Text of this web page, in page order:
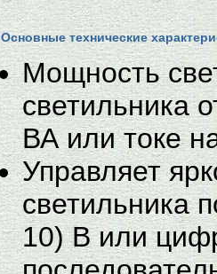
Основные технические
Мощность
светильника
ВА или токе
Управляет
светильника
10) В или